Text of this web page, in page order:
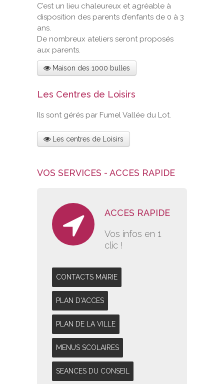
C’est un lieu chaleureux et agréable à
disposition des parents d’enfants de 0 à 3
ans.
De nombreux ateliers seront proposés
aux parents.
Maison des 1000 bulles
Les Centres de Loisirs
Ils sont gérés par Fumel Vallée du Lot.
Les centres de Loisirs
VOS SERVICES - ACCES RAPIDE
ACCES RAPIDE
Vos infos en 1
clic !
CONTACTS MAIRIE
PLAN D'ACCES
PLAN DE LA VILLE
MENUS SCOLAIRES
SEANCES DU CONSEIL